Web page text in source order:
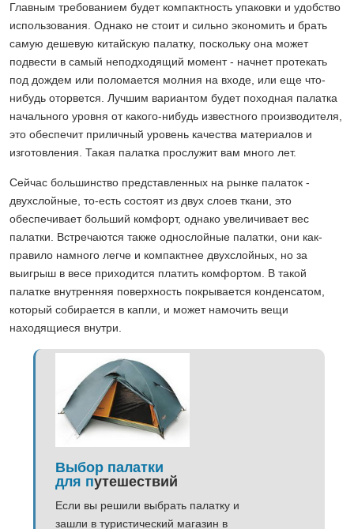
Главным требованием будет компактность упаковки и удобство
использования. Однако не стоит и сильно экономить и брать
самую дешевую китайскую палатку, поскольку она может
подвести в самый неподходящий момент - начнет протекать
под дождем или поломается молния на входе, или еще что-
нибудь оторвется. Лучшим вариантом будет походная палатка
начального уровня от какого-нибудь известного производителя,
это обеспечит приличный уровень качества материалов и
изготовления. Такая палатка прослужит вам много лет.
Сейчас большинство представленных на рынке палаток -
двухслойные, то-есть состоят из двух слоев ткани, это
обеспечивает больший комфорт, однако увеличивает вес
палатки. Встречаются также однослойные палатки, они как-
правило намного легче и компактнее двухслойных, но за
выигрыш в весе приходится платить комфортом. В такой
палатке внутренняя поверхность покрывается конденсатом,
который собирается в капли, и может намочить вещи
находящиеся внутри.
Выбор палатки
для путешествий
Если вы решили выбрать палатку и
зашли в туристический магазин в